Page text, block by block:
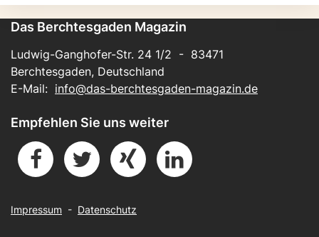
Das Berchtesgaden Magazin
Ludwig-Ganghofer-Str. 24 1/2 - 83471
Berchtesgaden, Deutschland
E-Mail: info@das-berchtesgaden-magazin.de
Empfehlen Sie uns weiter
Impressum - Datenschutz